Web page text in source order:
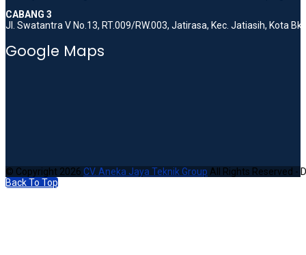
CABANG 3
Jl. Swatantra V No.13, RT.009/RW.003, Jatirasa, Kec. Jatiasih, Kota
Google Maps
© Copyright 2026 CV. Aneka Jaya Teknik Group All Rights Reserved -
Back To Top